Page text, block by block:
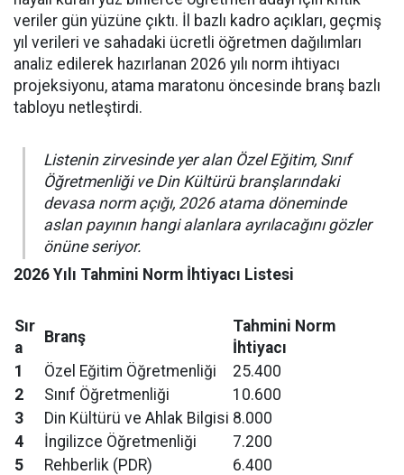
veriler gün yüzüne çıktı. İl bazlı kadro açıkları, geçmiş
yıl verileri ve sahadaki ücretli öğretmen dağılımları
analiz edilerek hazırlanan 2026 yılı norm ihtiyacı
projeksiyonu, atama maratonu öncesinde branş bazlı
tabloyu netleştirdi.
Listenin zirvesinde yer alan Özel Eğitim, Sınıf
Öğretmenliği ve Din Kültürü branşlarındaki
devasa norm açığı, 2026 atama döneminde
aslan payının hangi alanlara ayrılacağını gözler
önüne seriyor.
2026 Yılı Tahmini Norm İhtiyacı Listesi
Sır
a
Branş
Tahmini Norm
İhtiyacı
1
Özel Eğitim Öğretmenliği
25.400
2
Sınıf Öğretmenliği
10.600
3
Din Kültürü ve Ahlak Bilgisi 8.000
4
İngilizce Öğretmenliği
7.200
5
Rehberlik (PDR)
6.400